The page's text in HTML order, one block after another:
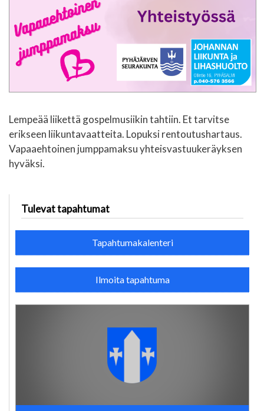
Lempeää liikettä gospelmusiikin tahtiin. Et tarvitse
erikseen liikuntavaatteita. Lopuksi rentoutushartaus.
Vapaaehtoinen jumppamaksu yhteisvastuukeräyksen
hyväksi.
Tulevat tapahtumat
Tapahtumakalenteri
Ilmoita tapahtuma